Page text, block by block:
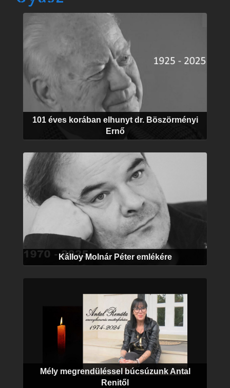
101 éves korában elhunyt dr. Böszörményi
Ernő
Kálloy Molnár Péter emlékére
Mély megrendüléssel búcsúzunk Antal
Renitől